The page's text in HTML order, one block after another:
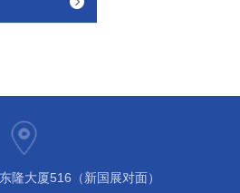
隆大厦516（新国展对面）